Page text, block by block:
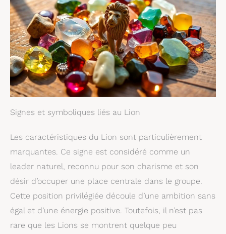
Signes et symboliques liés au Lion
Les caractéristiques du Lion sont particulièrement
marquantes. Ce signe est considéré comme un
leader naturel, reconnu pour son charisme et son
désir d’occuper une place centrale dans le groupe.
Cette position privilégiée découle d’une ambition sans
égal et d’une énergie positive. Toutefois, il n’est pas
rare que les Lions se montrent quelque peu